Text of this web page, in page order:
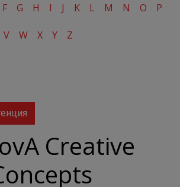
F G H I J K L M N O P
V W X Y Z
Creative